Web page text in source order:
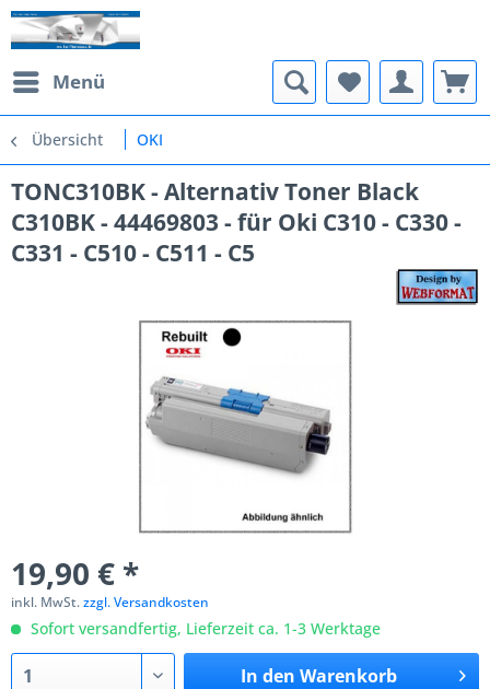
Menü
Übersicht OKI
TONC310BK - Alternativ Toner Black
C310BK - 44469803 - für Oki C310 - C330 -
C331 - C510 - C511 - C5
19,90 € *
inkl. MwSt.zzgl. Versandkosten
Sofort versandfertig, Lieferzeit ca. 1-3 Werktage
In den Warenkorb